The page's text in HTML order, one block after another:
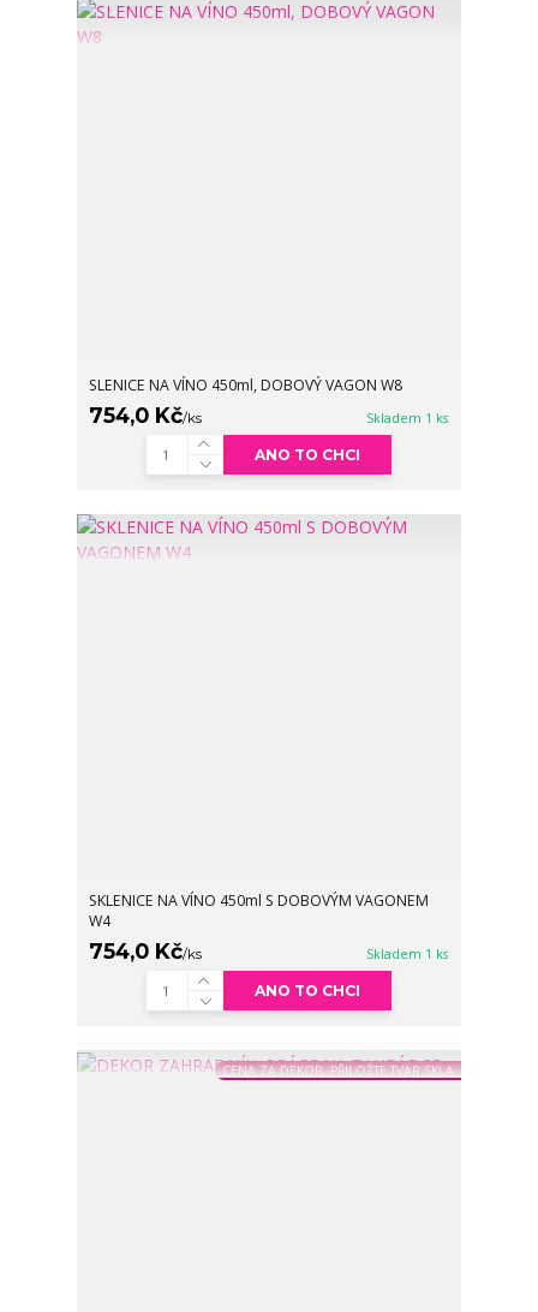
SLENICE NA VÍNO 450ml, DOBOVÝ VAGON W8
754,0 Kč/ks Skladem 1 ks
ANO TO CHCI
SKLENICE NA VÍNO 450ml S DOBOVÝM VAGONEM
W4
754,0 Kč/ks Skladem 1 ks
ANO TO CHCI
CENA ZA DEKOR, PŘILOŽTE TVAR SKLA